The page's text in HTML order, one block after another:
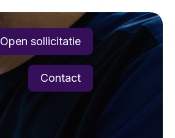
Open sollicitatie
Contact